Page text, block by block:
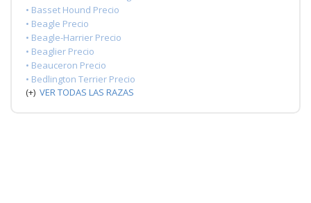
• Basset Hound Precio
• Beagle Precio
• Beagle-Harrier Precio
• Beaglier Precio
• Beauceron Precio
• Bedlington Terrier Precio
(+) VER TODAS LAS RAZAS